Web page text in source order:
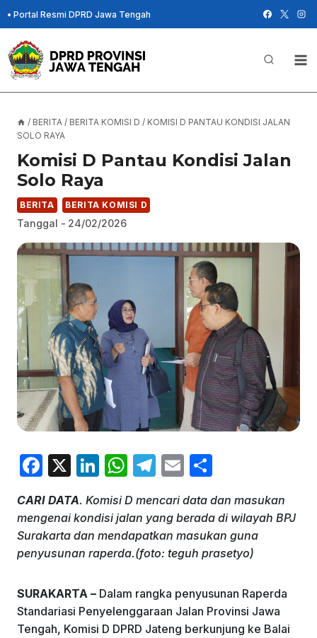
Skip
to
content
• Portal Resmi DPRD Jawa Tengah
/ BERITA / BERITA KOMISI D / KOMISI D PANTAU KONDISI JALAN
SOLO RAYA
Komisi D Pantau Kondisi Jalan
Solo Raya
BERITA BERITA KOMISI D
Tanggal - 24/02/2026
F
c
e
b
o
k
X
Li
k
e
dI
W
at
s
A
p
T
e
gr
a
E
ai
l
ar
e
CARI DATA. Komisi D mencari data dan masukan
mengenai kondisi jalan yang berada di wilayah BPJ
Surakarta dan mendapatkan masukan guna
penyusunan raperda.(foto: teguh prasetyo)
SURAKARTA – Dalam rangka penyusunan Raperda
Standariasi Penyelenggaraan Jalan Provinsi Jawa
Tengah, Komisi D DPRD Jateng berkunjung ke Balai